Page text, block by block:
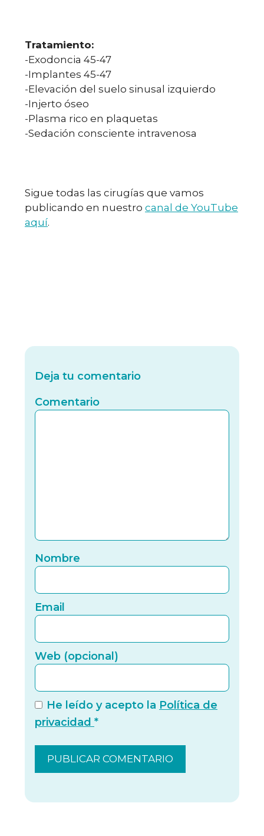
Tratamiento:
-Exodoncia 45-47
-Implantes 45-47
-Elevación del suelo sinusal izquierdo
-Injerto óseo
-Plasma rico en plaquetas
-Sedación consciente intravenosa
Sigue todas las cirugías que vamos
publicando en nuestro canal de YouTube
aquí.
Deja tu comentario
Comentario
Nombre
Email
Web (opcional)
He leído y acepto la Política de
privacidad *